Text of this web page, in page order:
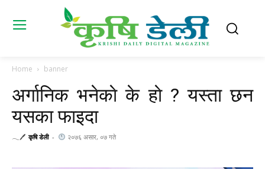
Home banner
अर्गानिक भनेकाे के हाे ? यस्ता छन
यसका फाइदा
𓂃🖊 कृषि डेली - २०७६ असार, ०७ गते